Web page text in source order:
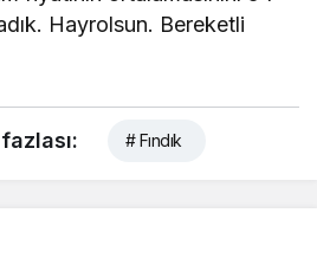
Hayrolsun. Bereketli
# Fındık